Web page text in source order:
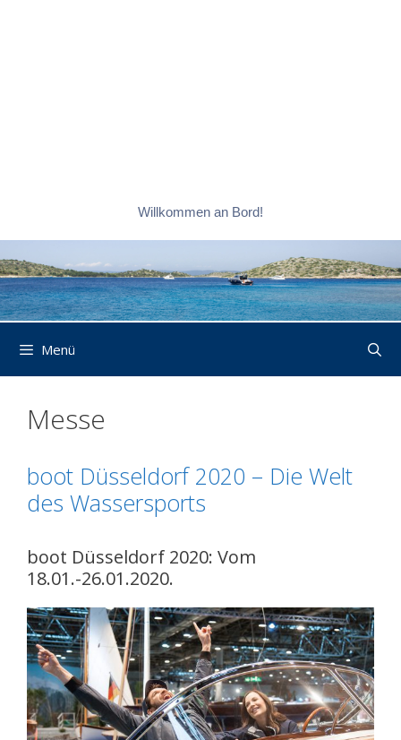
Willkommen an Bord!
Menü
Messe
boot Düsseldorf 2020 – Die Welt
des Wassersports
boot Düsseldorf 2020: Vom
18.01.-26.01.2020.